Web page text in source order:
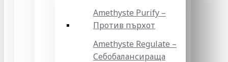
Amethyste Purify –
Против пърхот
Amethyste Regulate –
Себобалансираща